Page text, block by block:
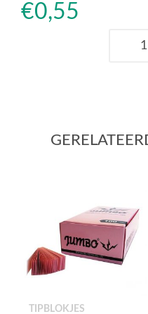
€0,55
filtertip
TIPBLOKJES